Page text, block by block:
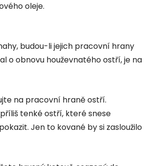
oleje.
budou-li jejich pracovní hrany
o obnovu houževnatého ostří, je na
na pracovní hraně ostří.
tenké ostří, které snese
Jen to kované by si zasloužilo